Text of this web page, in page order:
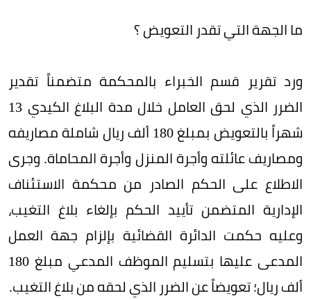
ما الجهة التي تقدر التعويض ؟
ورد تقرير قسم الخبراء بالمحكمة متضمناً تقدير
الضرر الذي لحق العامل خلال مدة البلاغ الكيدي 13
شهراً بالتعويض بمبلغ 180 ألف ريال شاملة مصاريفه
ومصاريف عائلته وأجرة المنزل وأجرة المحاماة. وجرى
الاطلاع على الحكم الصادر من محكمة الاستئناف
الإدارية المتضمن تأييد الحكم بإلغاء بلاغ التغيب،
وعليه حكمت الدائرة القضائية بإلزام جهة العمل
المدعى عليها بتسليم الموظف المدعي مبلغ 180
ألف ريال؛ تعويضاً عن الضرر الذي لحقه من بلاغ التغيب.